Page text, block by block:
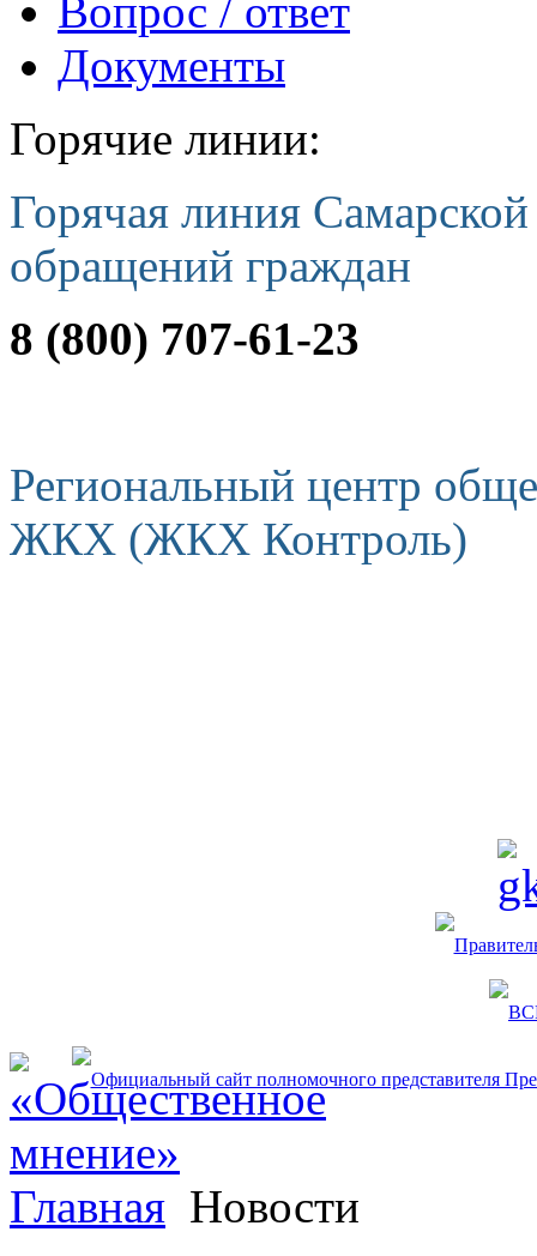
Вопрос / ответ
Документы
Горячие линии:
Горячая линия
обращений граждан
8 (800) 707-61-23
Региональный центр
ЖКХ (ЖКХ Контроль)
Главная Новости